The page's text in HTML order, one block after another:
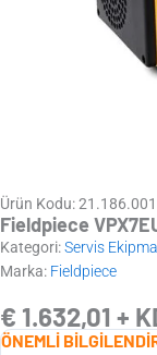
Ürün Kodu: 21.186.001
Fieldpiece
Kategori:Servis
Marka: Fieldpiece
€ 1.632,01 +
ÖNEMLİ